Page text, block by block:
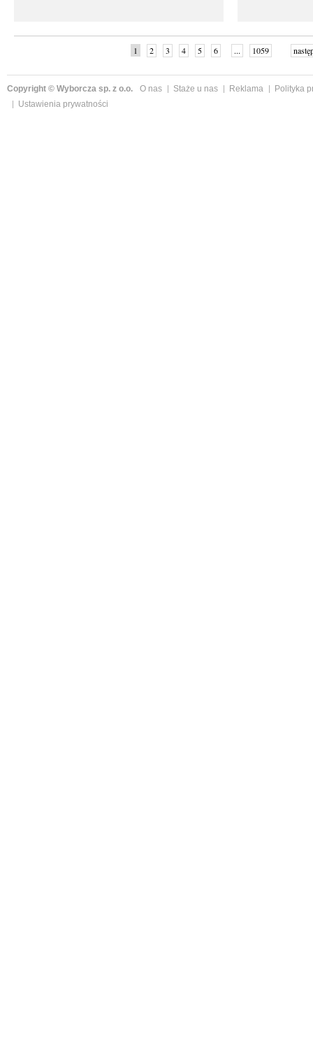
1 2 3 4 5 6 ... 1059
Copyright © Wyborcza sp. z o.o. O nas Staże u nas Reklama
Polityka
Ustawienia prywatności